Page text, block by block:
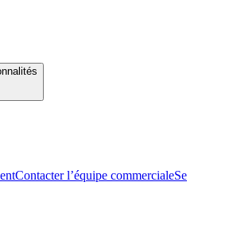
Contacter l’équipe commercialeSe